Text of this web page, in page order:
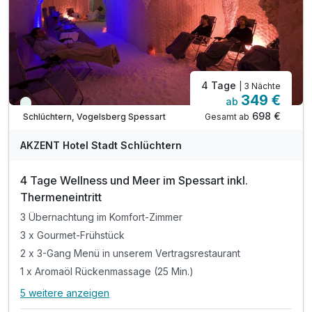
Immer verfügbar
Schlüchtern, Vogelsberg Spessart
4 Tage | 3 Nächte
ab 349 €
Gesamt ab 698 €
AKZENT Hotel Stadt Schlüchtern
4 Tage Wellness und Meer im Spessart inkl.
Thermeneintritt
3 Übernachtung im Komfort-Zimmer
3 x Gourmet-Frühstück
2 x 3-Gang Menü in unserem Vertragsrestaurant
1 x Aromaöl Rückenmassage (25 Min.)
Alle Inklusivleistungen
5 weitere anzeigen